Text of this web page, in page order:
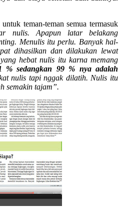
teman-teman semua termasuk
nulis. Apapun latar belakang
Menulis itu perlu. Banyak hal-
dihasilkan dan dilakukan lewat
hebat nulis itu karna memang
% sedangkan 99 % nya adalah
nulis tapi nggak dilatih. Nulis itu
semakin tajam”.